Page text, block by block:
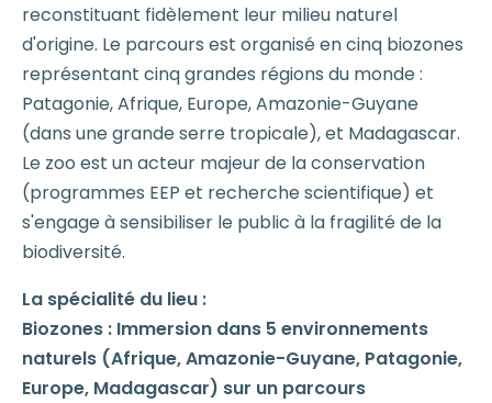
reconstituant fidèlement leur milieu naturel
d'origine. Le parcours est organisé en cinq biozones
représentant cinq grandes régions du monde :
Patagonie, Afrique, Europe, Amazonie-Guyane
(dans une grande serre tropicale), et Madagascar.
Le zoo est un acteur majeur de la conservation
(programmes EEP et recherche scientifique) et
s'engage à sensibiliser le public à la fragilité de la
biodiversité.
La spécialité du lieu :
Biozones : Immersion dans 5 environnements
naturels (Afrique, Amazonie-Guyane, Patagonie,
Europe, Madagascar) sur un parcours